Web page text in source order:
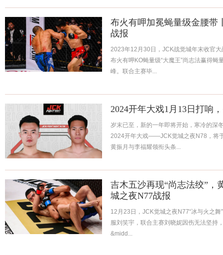
布火有呷加冕蝇量级金腰带
战报
2023年12月30日，JCK战觉城年末收官
布火有呷KO蝇量级“大魔王”尚志法赢得
峰。联合主赛毕...
2024开年大戏1月13日打响
岁末已至，新的一年即将开始，寒冷的深
2024开年大戏——JCK觉城之夜N78，将
黄振月与李福耀领衔头条...
吉木五沙再现“尚志法绞”，
城之夜N77战报
12月23日，JCK觉城之夜N77“冰与火之舞
服刘笑宇，联合主赛刘晓妮因伤无法坚持
&midd...